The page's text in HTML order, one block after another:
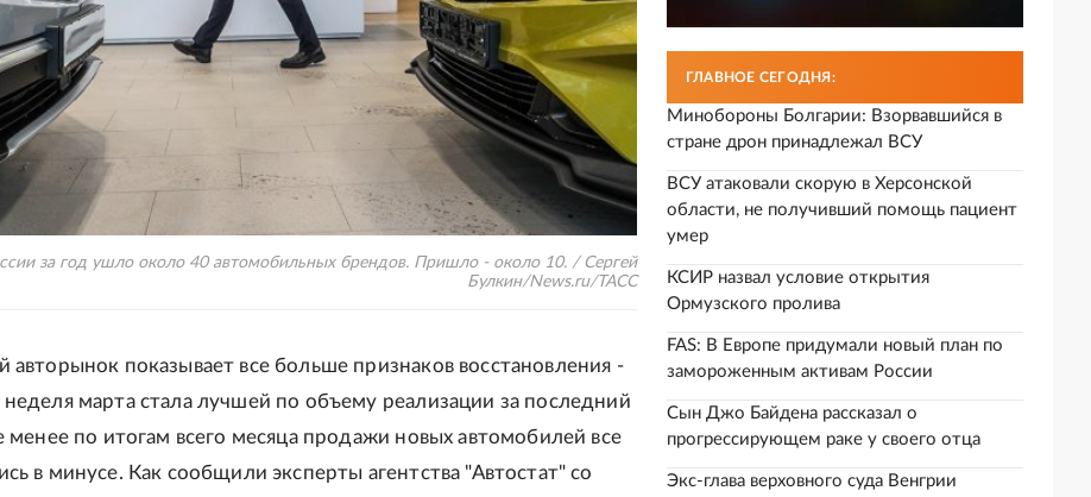
за год ушло около 40 автомобильных брендов. Пришло - около 10. / Сергей
Булкин/News.ru/ТАСС
авторынок показывает все больше признаков восстановления -
неделя марта стала лучшей по объему реализации за последний
менее по итогам всего месяца продажи новых автомобилей все
в минусе. Как сообщили эксперты агентства "Автостат" со
ГЛАВНОЕ СЕГОДНЯ:
Минобороны Болгарии: Взорвавшийся в
стране дрон принадлежал ВСУ
ВСУ атаковали скорую в Херсонской
области, не получивший помощь пациент
умер
КСИР назвал условие открытия
Ормузского пролива
FAS: В Европе придумали новый план по
замороженным активам России
Сын Джо Байдена рассказал о
прогрессирующем раке у своего отца
Экс-глава верховного суда Венгрии